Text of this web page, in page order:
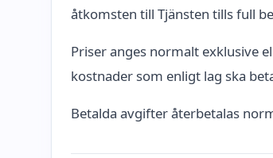
åtkomsten till Tjänsten tills full
Priser anges normalt exklusive
kostnader som enligt lag ska
Betalda avgifter återbetalas